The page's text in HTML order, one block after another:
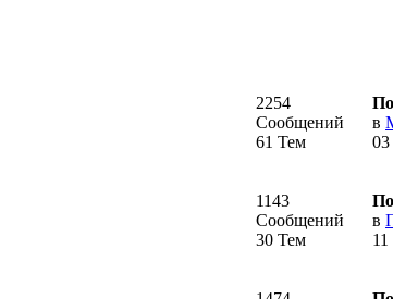
2254
Сообщений
61 Тем
в
03
1143
Сообщений
30 Тем
в